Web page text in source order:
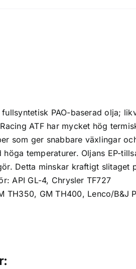
fullsyntetisk PAO-baserad olja;
ATF har mycket hög
som ger snabbare växlingar
temperaturer. Oljans EP-
Detta minskar kraftigt
API GL-4, Chrysler TF727
TH350, GM TH400, Lenco/B&J